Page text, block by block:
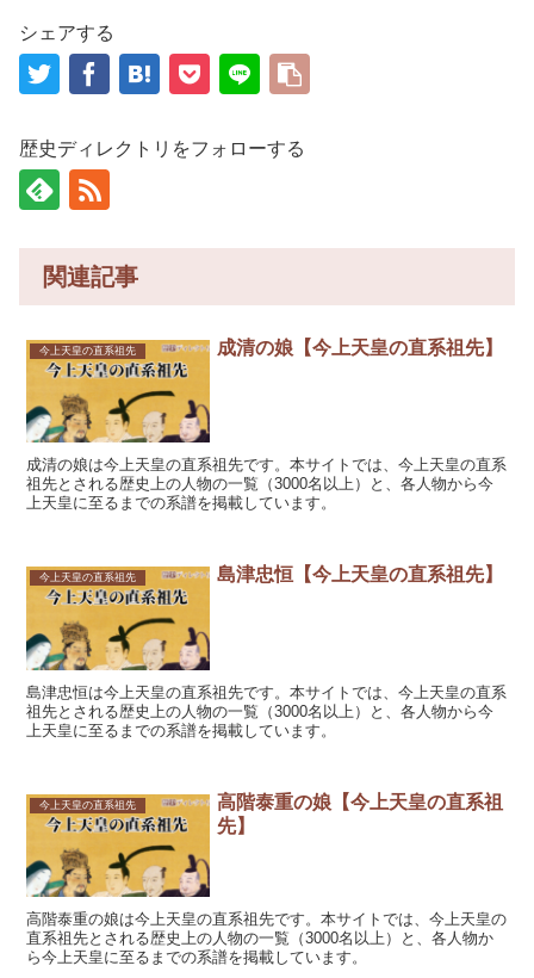
シェアする
歴史ディレクトリをフォローする
関連記事
今上天皇の直系祖先 成清の娘【今上天皇の直系祖先】
成清の娘は今上天皇の直系祖先です。本サイトでは、今上天皇の直系
祖先とされる歴史上の人物の一覧（3000名以上）と、各人物から今
上天皇に至るまでの系譜を掲載しています。
今上天皇の直系祖先 島津忠恒【今上天皇の直系祖先】
島津忠恒は今上天皇の直系祖先です。本サイトでは、今上天皇の直系
祖先とされる歴史上の人物の一覧（3000名以上）と、各人物から今
上天皇に至るまでの系譜を掲載しています。
今上天皇の直系祖先
高階泰重の娘【今上天皇の直系祖
先】
高階泰重の娘は今上天皇の直系祖先です。本サイトでは、今上天皇の
直系祖先とされる歴史上の人物の一覧（3000名以上）と、各人物か
ら今上天皇に至るまでの系譜を掲載しています。